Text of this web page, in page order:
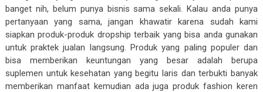
banget nih, belum punya bisnis sama sekali. Kalau anda punya
pertanyaan yang sama, jangan khawatir karena sudah kami
siapkan produk-produk dropship terbaik yang bisa anda gunakan
untuk praktek jualan langsung. Produk yang paling populer dan
bisa memberikan keuntungan yang besar adalah berupa
suplemen untuk kesehatan yang begitu laris dan terbukti banyak
memberikan manfaat kemudian ada juga produk fashion keren